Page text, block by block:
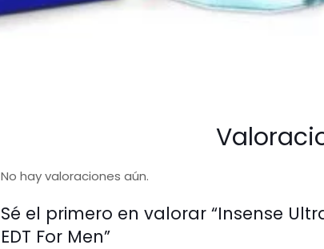
No hay valoraciones aún.
Sé el primero en valorar “Insense
EDT For Men”